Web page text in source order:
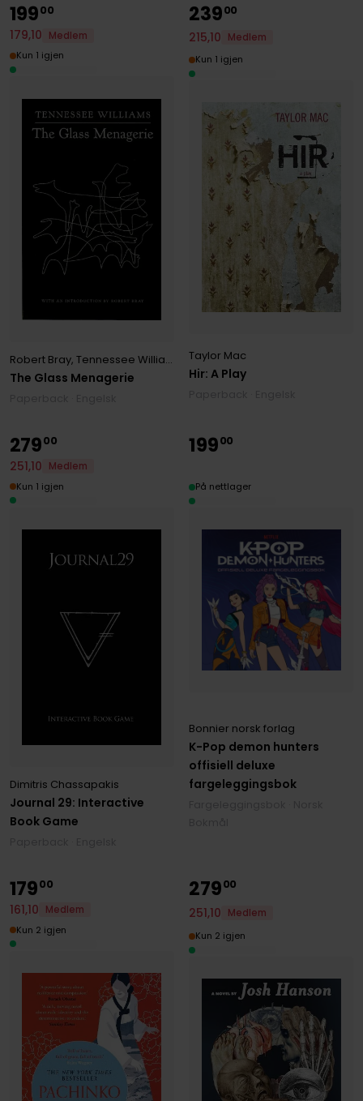
The Glass Menagerie
Robert Bray, Tennessee Williams
19900
179,10
Medlem
Kun 1 igjen
Hir: A Play
Taylor Mac
23900
215,10
Medlem
Kun 1 igjen
Journal 29: Interactive
Book Game
Dimitris Chassapakis
27900
251,10
Medlem
Kun 1 igjen
K-Pop demon hunters
offisiell deluxe
fargeleggingsbok
Bonnier norsk forlag
19900
På nettlager
17900
161,10
Medlem
Kun 2 igjen
27900
251,10
Medlem
Kun 2 igjen